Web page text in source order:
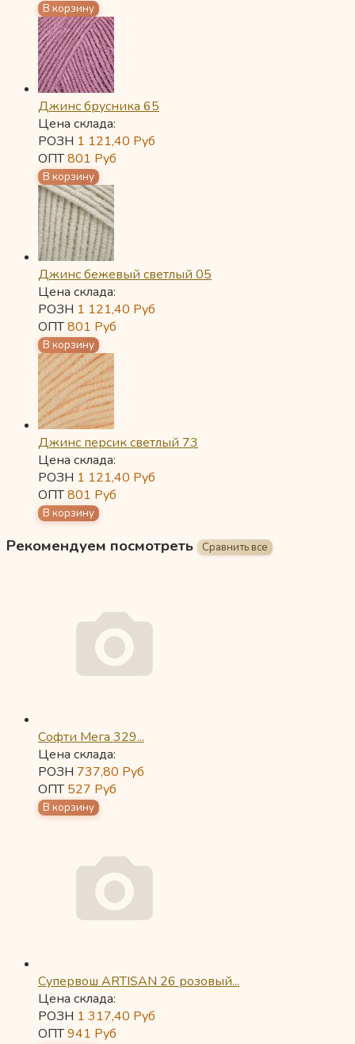
Джинс брусника 65
Цена склада:
РОЗН 1 121,40 Руб
ОПТ801 Руб
Джинс бежевый светлый 05
Цена склада:
РОЗН 1 121,40 Руб
ОПТ801 Руб
Джинс персик светлый 73
Цена склада:
РОЗН 1 121,40 Руб
ОПТ801 Руб
Рекомендуем посмотреть
Софти Мега 329...
Цена склада:
РОЗН 737,80 Руб
ОПТ527 Руб
Супервош ARTISAN 26 розовый...
Цена склада:
РОЗН 1 317,40 Руб
ОПТ941 Руб